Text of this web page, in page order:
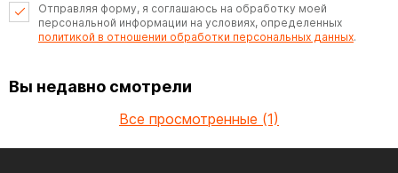
Отправляя форму, я соглашаюсь на обработку моей
персональной информации на условиях, определенных
политикой в отношении обработки персональных данных.
Вы недавно смотрели
Все просмотренные (1)